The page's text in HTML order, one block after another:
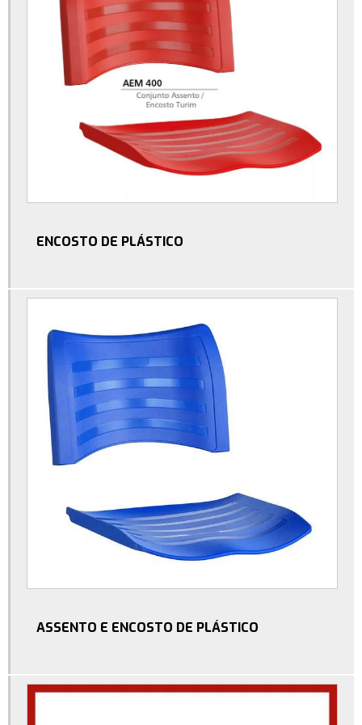
Fabricante de manípulos
Fabricante de porca garra
Fabricante de rodízios para móveis
Fabricante de suporte para cpu
Fabricante de suporte para notebook
Industria de acessórios plásticos para moveis
Manípulos termoplásticos
Moldes injeção plásticos
Parafuso borboleta plastico
Parafuso borboleta preço
Pé nivelador com bucha
Pé nivelador sextavado
Ponteira para acabamento de banner
Ponteira pvc cadeira
Ponteiras para cadeiras e mesas
ENCOSTO DE PLÁSTICO
ASSENTO E ENCOSTO DE PLÁSTICO